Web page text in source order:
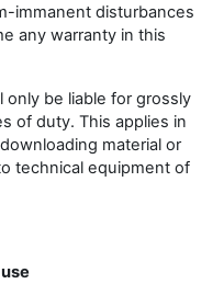
immanent disturbances
any warranty in this
only be liable for grossly
of duty. This applies in
material or
technical equipment of